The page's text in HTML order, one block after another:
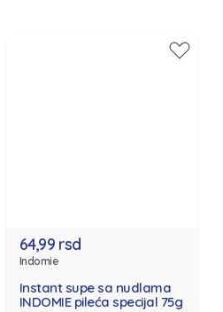
64,99 rsd
Indomie
Instant supe sa nudlama
INDOMIE pileća specijal 75g